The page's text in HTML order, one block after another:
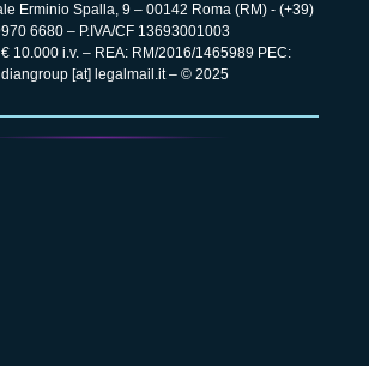
Erminio Spalla, 9 – 00142 Roma (RM) - (+39)
6680 – P.IVA/CF 13693001003
10.000 i.v. – REA: RM/2016/1465989 PEC:
[at] legalmail.it – © 2025